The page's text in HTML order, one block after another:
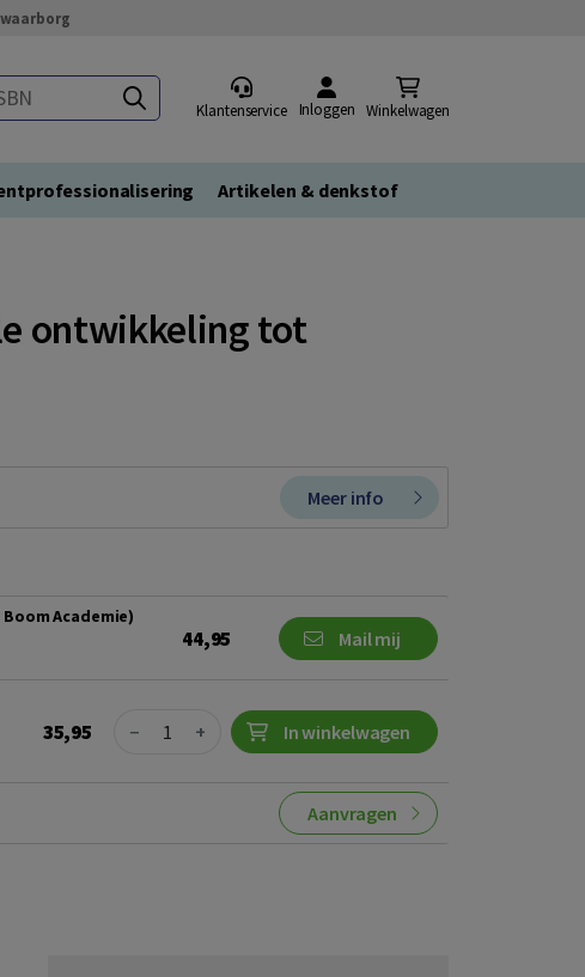
Klantenservice Inloggen Winkelwagen
Artikelen & denkstof
ontwikkeling tot
Meer info
Academie)
44,95 Mail mij
35,95 Quantity
− + In winkelwagen
Aanvragen